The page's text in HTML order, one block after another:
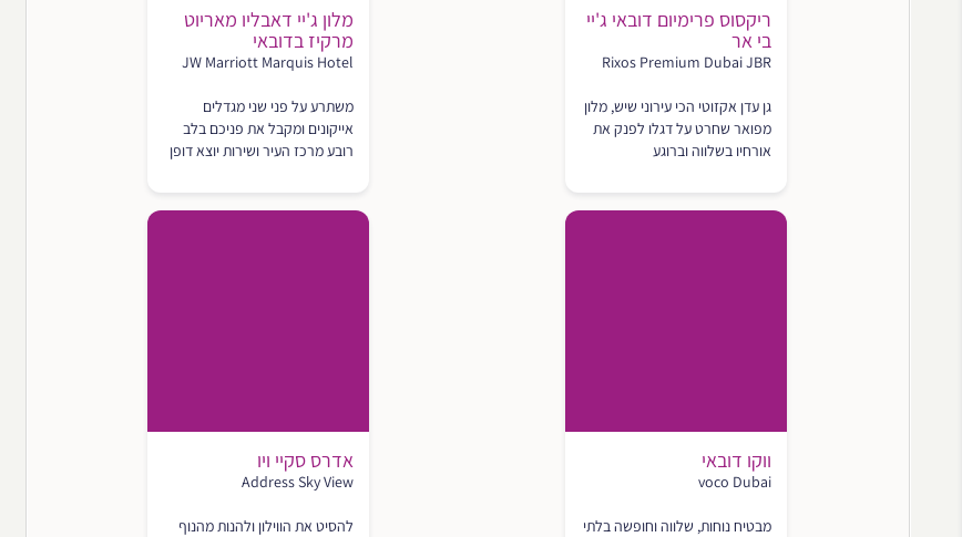
ריקסוס פרימיום דובאי ג'יי
בי אר
Rixos Premium Dubai JBR
גן עדן אקזוטי הכי עירוני שיש, מלון
מפואר שחרט על דגלו לפנק את
אורחיו בשלווה וברוגע
מלון ג'יי דאבליו מאריוט
מרקיז בדובאי
JW Marriott Marquis Hotel
משתרע על פני שני מגדלים
אייקונים ומקבל את פניכם בלב
רובע מרכז העיר ושירות יוצא דופן
ווקו דובאי
voco Dubai
מבטיח נוחות, שלווה וחופשה בלתי
אדרס סקיי ויו
Address Sky View
להסיט את הווילון ולהנות מהנוף